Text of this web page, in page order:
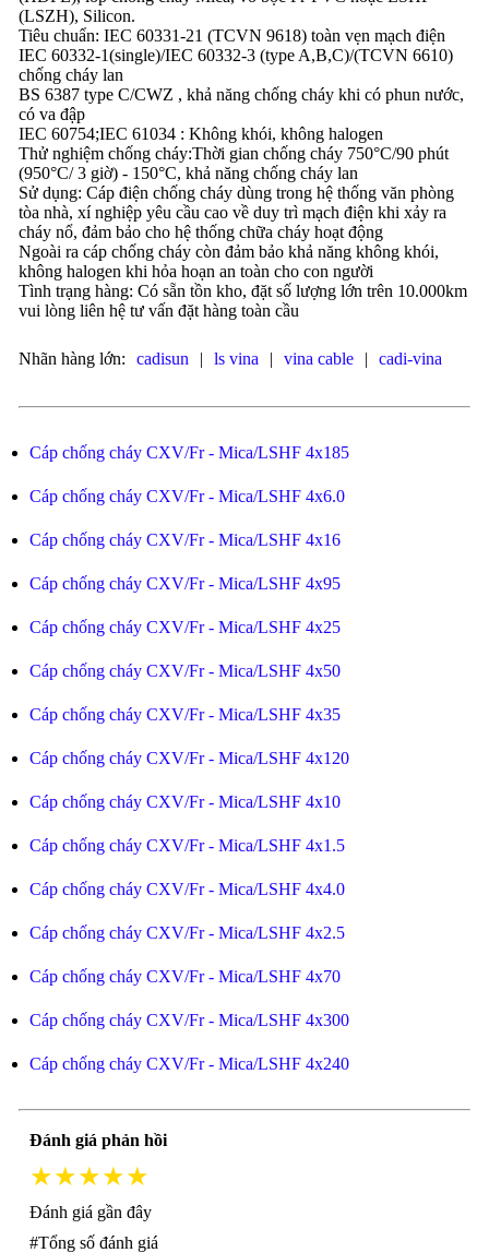
(LSZH), Silicon.
Tiêu chuẩn: IEC 60331-21 (TCVN 9618) toàn vẹn mạch điện
IEC 60332-1(single)/IEC 60332-3 (type A,B,C)/(TCVN 6610)
chống cháy lan
BS 6387 type C/CWZ , khả năng chống cháy khi có phun nước,
có va đập
IEC 60754;IEC 61034 : Không khói, không halogen
Thử nghiệm chống cháy:Thời gian chống cháy 750°C/90 phút
(950°C/ 3 giờ) - 150°C, khả năng chống cháy lan
Sử dụng: Cáp điện chống cháy dùng trong hệ thống văn phòng
tòa nhà, xí nghiệp yêu cầu cao về duy trì mạch điện khi xảy ra
cháy nổ, đảm bảo cho hệ thống chữa cháy hoạt động
Ngoài ra cáp chống cháy còn đảm bảo khả năng không khói,
không halogen khi hỏa hoạn an toàn cho con người
Tình trạng hàng: Có sẵn tồn kho, đặt số lượng lớn trên 10.000km
vui lòng liên hệ tư vấn đặt hàng toàn cầu
Nhãn hàng lớn: cadisun | ls vina | vina cable | cadi-vina
Cáp chống cháy CXV/Fr - Mica/LSHF 4x185
Cáp chống cháy CXV/Fr - Mica/LSHF 4x6.0
Cáp chống cháy CXV/Fr - Mica/LSHF 4x16
Cáp chống cháy CXV/Fr - Mica/LSHF 4x95
Cáp chống cháy CXV/Fr - Mica/LSHF 4x25
Cáp chống cháy CXV/Fr - Mica/LSHF 4x50
Cáp chống cháy CXV/Fr - Mica/LSHF 4x35
Cáp chống cháy CXV/Fr - Mica/LSHF 4x120
Cáp chống cháy CXV/Fr - Mica/LSHF 4x10
Cáp chống cháy CXV/Fr - Mica/LSHF 4x1.5
Cáp chống cháy CXV/Fr - Mica/LSHF 4x4.0
Cáp chống cháy CXV/Fr - Mica/LSHF 4x2.5
Cáp chống cháy CXV/Fr - Mica/LSHF 4x70
Cáp chống cháy CXV/Fr - Mica/LSHF 4x300
Cáp chống cháy CXV/Fr - Mica/LSHF 4x240
Đánh giá phản hồi
★★★★★
Đánh giá gần đây
#Tổng số đánh giá